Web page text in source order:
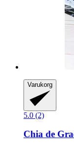
Varukorg
5.0 (2)
Chia de